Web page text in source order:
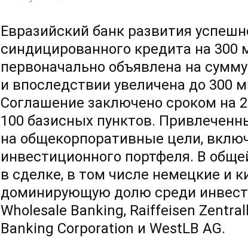
Евразийский банк развития
синдицированного кредита на
первоначально объявлена на
и впоследствии увеличена до 300
Соглашение заключено сроком на
100 базисных пунктов.
на общекорпоративные цели,
инвестиционного портфеля. В
в сделке, в том числе немецкие и
доминирующую долю среди
Wholesale Banking, Raiffeisen
Banking Corporation и WestLB AG.